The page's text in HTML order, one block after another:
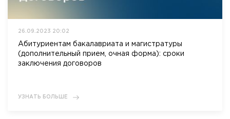
26.09.2023 20:02
Абитуриентам бакалавриата и магистратуры
(дополнительный прием, очная форма): сроки
заключения договоров
УЗНАТЬ БОЛЬШЕ